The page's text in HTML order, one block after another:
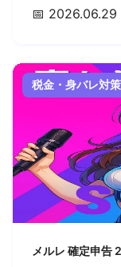
📅 2026.06.29
税金・身バレ対策
メルレ 確定申告